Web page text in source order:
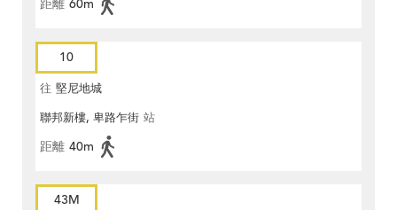
距離 60m
10
往 堅尼地城
聯邦新樓, 卑路乍街 站
距離 40m
43M